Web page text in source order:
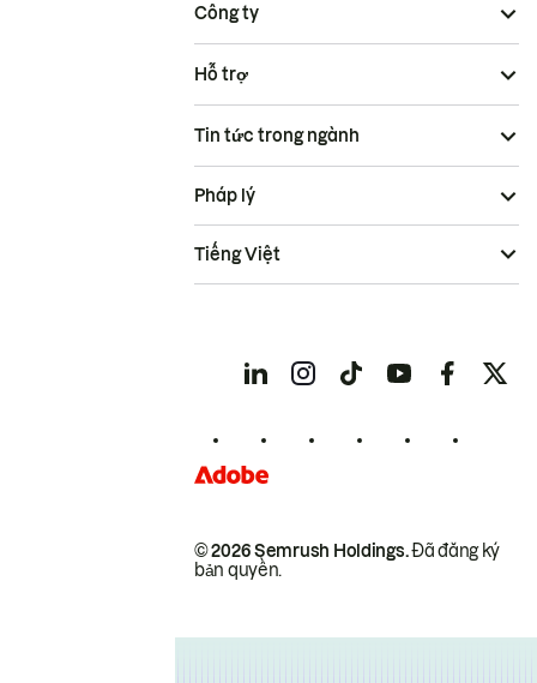
Công ty
Hỗ trợ
Tin tức trong ngành
© 2026 Semrush Holdings.Đã đăng ký
bản quyền.
Pháp lý
Tiếng Việt